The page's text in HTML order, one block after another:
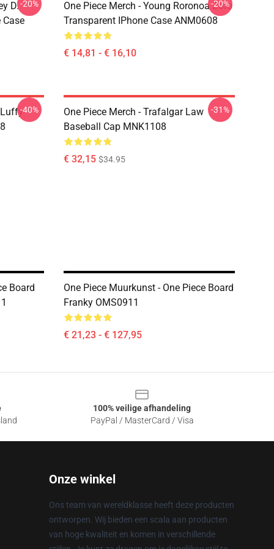
D.
Case
-20%
One Piece Merch - Young Roronoa Zoro
Transparent IPhone Case ANM0608
€ 14,81 - € 16,10
-20%
Luffy-40%
One Piece Merch - Trafalgar Law
Baseball Cap MNK1108
€ 32,15 $34.95
-31%
Board
One Piece Muurkunst - One Piece Board
Franky OMS0911
€ 21,23 - € 127,95
100% veilige afhandeling
PayPal / MasterCard / Visa
Onze winkel
Ons team van wereldklasse heeft deze producten
ontworpen. Wij bieden een scala aan producten
van hoge kwaliteit en komen in verschillende